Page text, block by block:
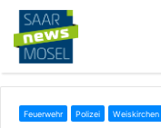
Feuerwehr Polizei Weiskirchen